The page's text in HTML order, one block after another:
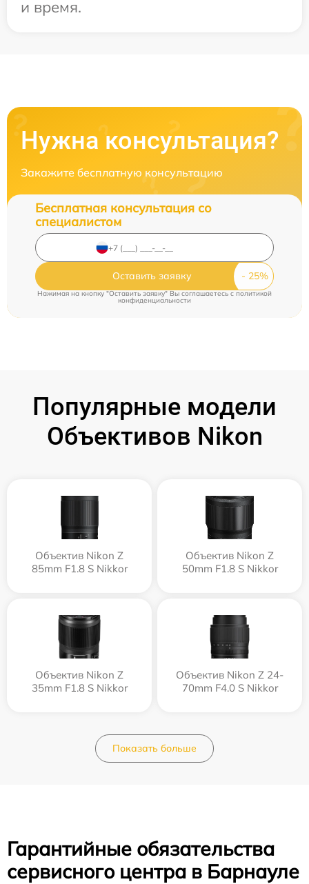
и время.
Нужна консультация?
Закажите бесплатную консультацию
Бесплатная консультация со
специалистом
Оставить заявку
Нажимая на кнопку "Оставить заявку" Вы соглашаетесь cполитикой
конфиденциальности
Популярные модели
Объективов Nikon
Объектив Nikon Z
85mm F1.8 S Nikkor
Объектив Nikon Z
50mm F1.8 S Nikkor
Объектив Nikon Z
35mm F1.8 S Nikkor
Объектив Nikon Z 24-
70mm F4.0 S Nikkor
Показать больше
Гарантийные обязательства
сервисного центра в Барнауле